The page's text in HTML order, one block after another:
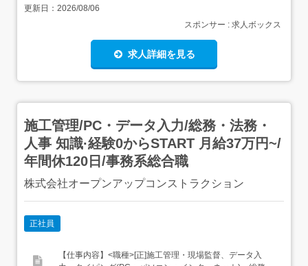
更新日： 2026/08/06
スポンサー : 求人ボックス
求人詳細を見る
施工管理/PC・データ入力/総務・法務・
人事 知識·経験0からSTART 月給37万円~/
年間休120日/事務系総合職
株式会社オープンアップコンストラクション
正社員
【仕事内容】<職種>[正]施工管理・現場監督、データ入